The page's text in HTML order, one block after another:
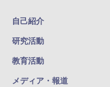
自己紹介
研究活動
教育活動
メディア・報道